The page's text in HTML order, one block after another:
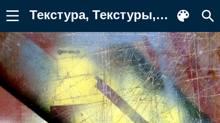
Текстура, Текстуры, Поверхность, Краска Обои для телефона